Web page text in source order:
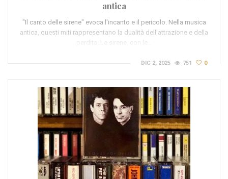
antica
"Il canto delle sirene" evoca l'incanto e il pericolo. Nella musica
antica, questi miti rappresentano la dualità dell'attrazione e della
perdita. Le sirene, con le…
DIC 2, 2025 751 0